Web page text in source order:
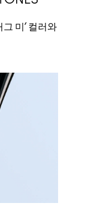
그 미’ 컬러와